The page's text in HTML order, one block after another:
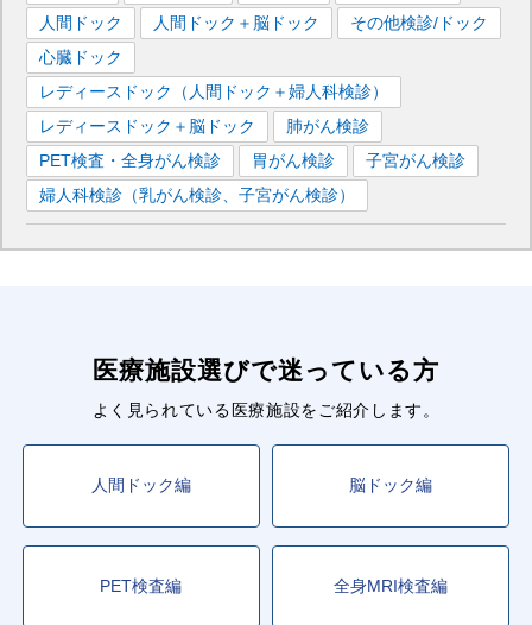
人間ドック
人間ドック＋脳ドック
その他検診/ドック
心臓ドック
レディースドック（人間ドック＋婦人科検診）
レディースドック＋脳ドック
肺がん検診
PET検査・全身がん検診
胃がん検診
子宮がん検診
婦人科検診（乳がん検診、子宮がん検診）
医療施設選びで迷っている方
よく見られている医療施設をご紹介します。
人間ドック編 脳ドック編
PET検査編 全身MRI検査編